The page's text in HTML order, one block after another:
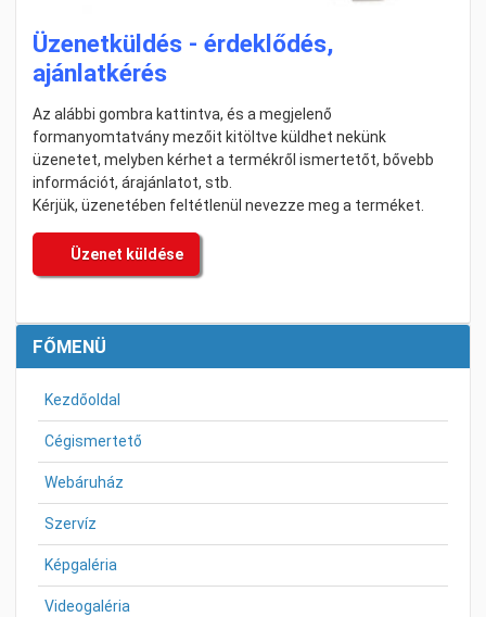
FŐMENÜ
Kezdőoldal
Cégismertető
Webáruház
Szervíz
Képgaléria
Videogaléria
Üzenetküldés - érdeklődés,
ajánlatkérés
Az alábbi gombra kattintva, és a megjelenő
formanyomtatvány mezőit kitöltve küldhet nekünk
üzenetet, melyben kérhet a termékről ismertetőt, bővebb
információt, árajánlatot, stb.
Kérjük, üzenetében feltétlenül nevezze meg a terméket.
Üzenet küldése